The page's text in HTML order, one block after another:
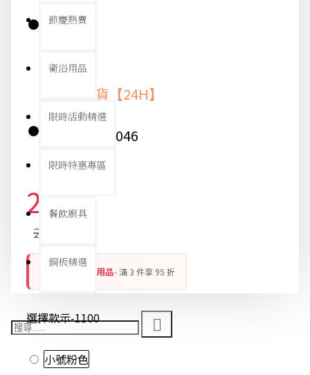
節慶熱賣
衛浴用品
限時活動精選
限時特惠專區
餐飲廚具
銅板精選
快速出貨【24H】
8046
28元
29元
開學季 新學期用品- 滿 3 件享 95 折
選擇款示-1100
小號粉色